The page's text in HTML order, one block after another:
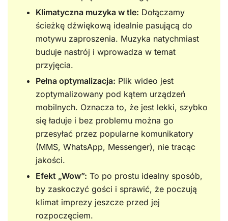
Klimatyczna muzyka w tle: Dołączamy
ścieżkę dźwiękową idealnie pasującą do
motywu zaproszenia. Muzyka natychmiast
buduje nastrój i wprowadza w temat
przyjęcia.
Pełna optymalizacja: Plik wideo jest
zoptymalizowany pod kątem urządzeń
mobilnych. Oznacza to, że jest lekki, szybko
się ładuje i bez problemu można go
przesyłać przez popularne komunikatory
(MMS, WhatsApp, Messenger), nie tracąc
jakości.
Efekt „Wow”: To po prostu idealny sposób,
by zaskoczyć gości i sprawić, że poczują
klimat imprezy jeszcze przed jej
rozpoczęciem.